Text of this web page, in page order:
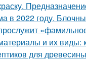
в 2022 году.
и их виды:
для